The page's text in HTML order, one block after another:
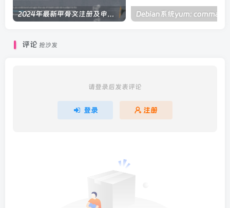
2024年最新甲骨文注册及申请免费 VPS 教程
评论 抢沙发
请登录后发表评论
登录 注册